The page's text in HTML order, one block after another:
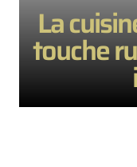
La
touche